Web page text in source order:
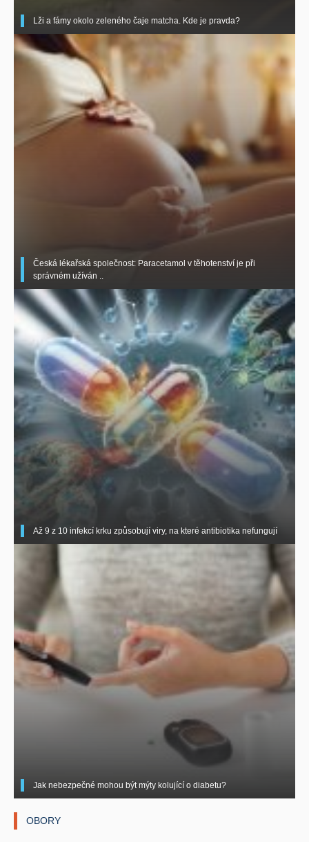
Lži a fámy okolo zeleného čaje matcha. Kde je pravda?
Česká lékařská společnost: Paracetamol v těhotenství je při
správném užíván ..
Až 9 z 10 infekcí krku způsobují viry, na které antibiotika nefungují
Jak nebezpečné mohou být mýty kolující o diabetu?
OBORY